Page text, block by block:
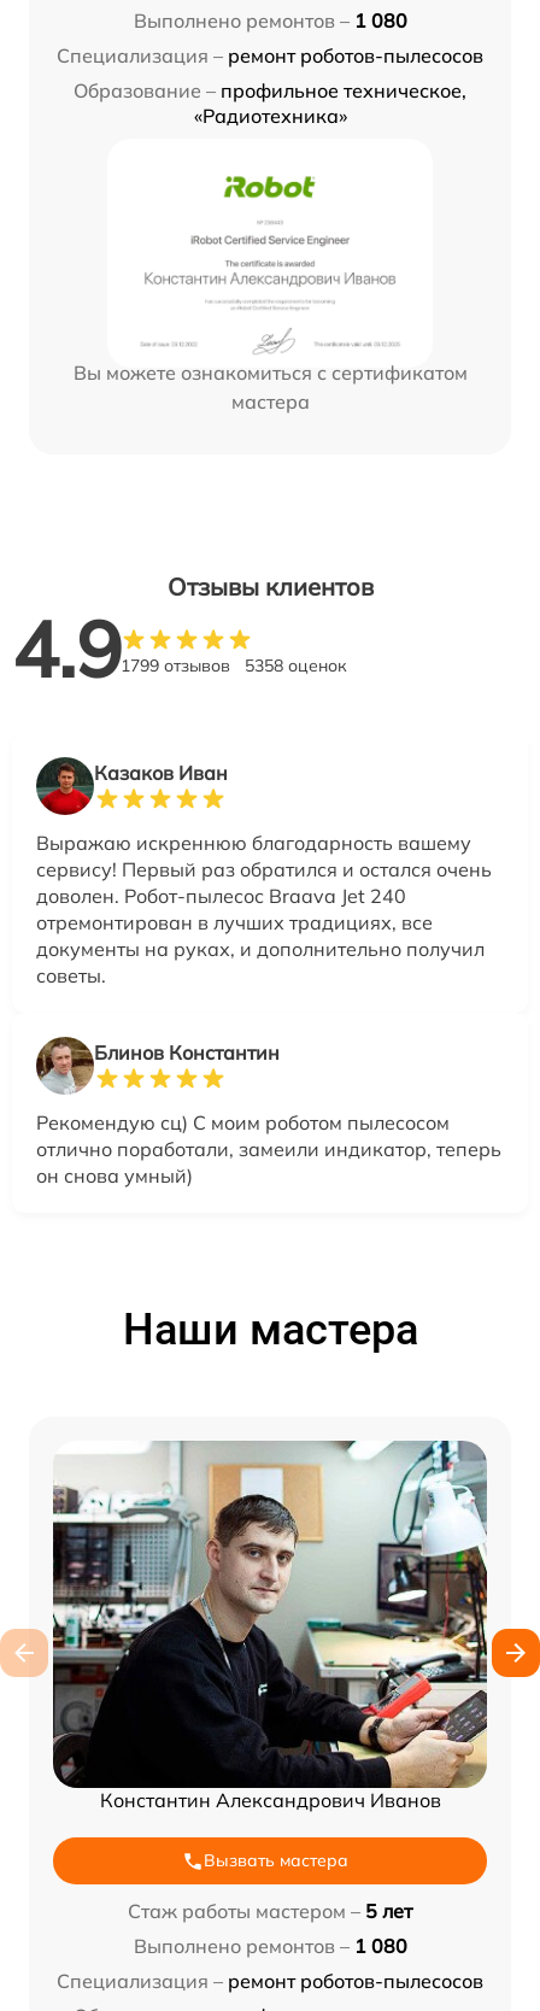
Выполнено ремонтов – 1 080
Специализация – ремонт роботов-пылесосов
Образование – профильное техническое,
«Радиотехника»
Вы можете ознакомиться с сертификатом
мастера
Отзывы клиентов
4.91799 отзывов 5358 оценок
Казаков Иван
Выражаю искреннюю благодарность вашему
сервису! Первый раз обратился и остался очень
доволен. Робот-пылесос Braava Jet 240
отремонтирован в лучших традициях, все
документы на руках, и дополнительно получил
советы.
Блинов Константин
Рекомендую сц) С моим роботом пылесосом
отлично поработали, замеили индикатор, теперь
он снова умный)
Наши мастера
Константин Александрович Иванов
Вызвать мастера
Стаж работы мастером – 5 лет
Выполнено ремонтов – 1 080
Специализация – ремонт роботов-пылесосов